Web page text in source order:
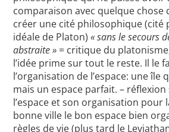
comparaison avec quelque chose
créer une cité philosophique (cité
idéale de Platon)« sans le secours
abstraite » = critique du
l’idée prime sur tout le reste. Il le
l’organisation de l’espace: une île
mais un espace parfait. –
l’espace et son organisation pour
bonne ville le bon espace bien
règles de vie (plus tard le